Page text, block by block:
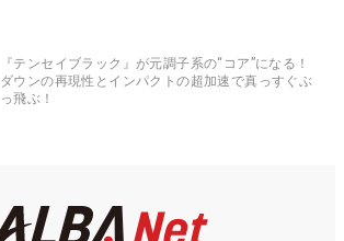
『テンセイブラック』が元調子系の“コア”になる！
ダウンの再現性とインパクトの超加速で真っすぐぶ
っ飛ぶ！